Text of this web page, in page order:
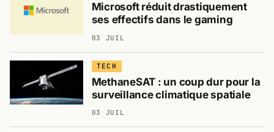
Microsoft réduit drastiquement
ses effectifs dans le gaming
03 JUIL
TECH
MethaneSAT : un coup dur pour la
surveillance climatique spatiale
03 JUIL